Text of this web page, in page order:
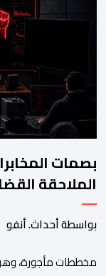
أخلاقيات العمل
المقيت لفقر
أجندات التهييج وضرر
الأحد ليؤكد حقيقة
الملاحقة
بواسطة أحداث. أنفو
مخططات مأجورة،